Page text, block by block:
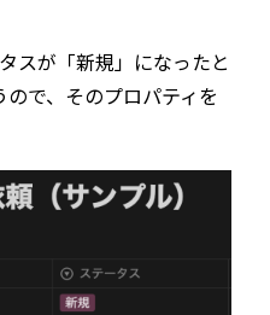
スが「新規」になったと
で、そのプロパティを